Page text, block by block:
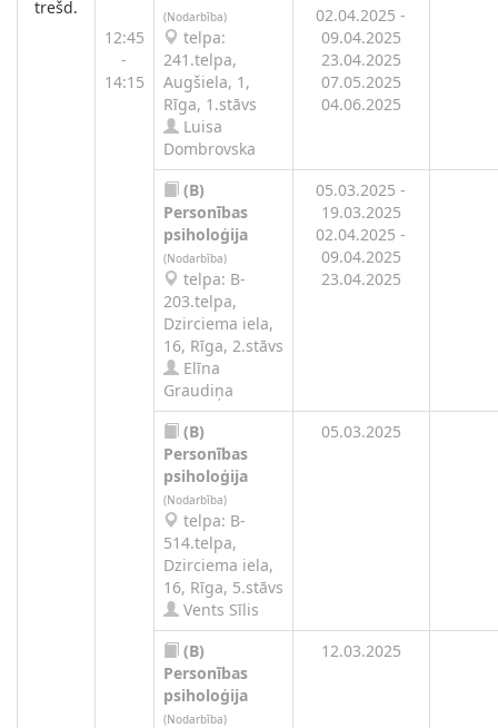
trešd.
12:45
-
14:15
(Nodarbība)
telpa:
241.telpa,
Augšiela, 1,
Rīga, 1.stāvs
Luisa
Dombrovska
02.04.2025 -
09.04.2025
23.04.2025
07.05.2025
04.06.2025
(B)
Personības
psiholoģija
(Nodarbība)
telpa: B-
203.telpa,
Dzirciema iela,
16, Rīga, 2.stāvs
Elīna
Graudiņa
05.03.2025 -
19.03.2025
02.04.2025 -
09.04.2025
23.04.2025
(B)
Personības
psiholoģija
(Nodarbība)
telpa: B-
514.telpa,
Dzirciema iela,
16, Rīga, 5.stāvs
Vents Sīlis
05.03.2025
(B)
Personības
psiholoģija
(Nodarbība)
12.03.2025